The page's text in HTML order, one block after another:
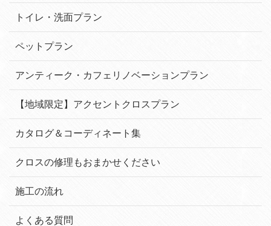
トイレ・洗面プラン
ペットプラン
アンティーク・カフェリノベーションプラン
【地域限定】アクセントクロスプラン
カタログ＆コーディネート集
クロスの修理もおまかせください
施工の流れ
よくある質問